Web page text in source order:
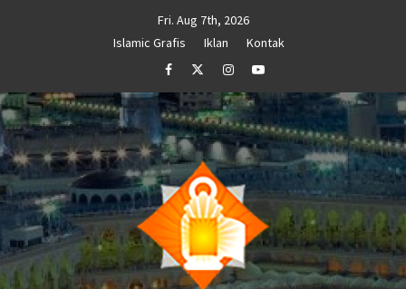
Fri. Aug 7th, 2026
Islamic Grafis
Iklan
Kontak
FacebookTwitterInstagramYoutube